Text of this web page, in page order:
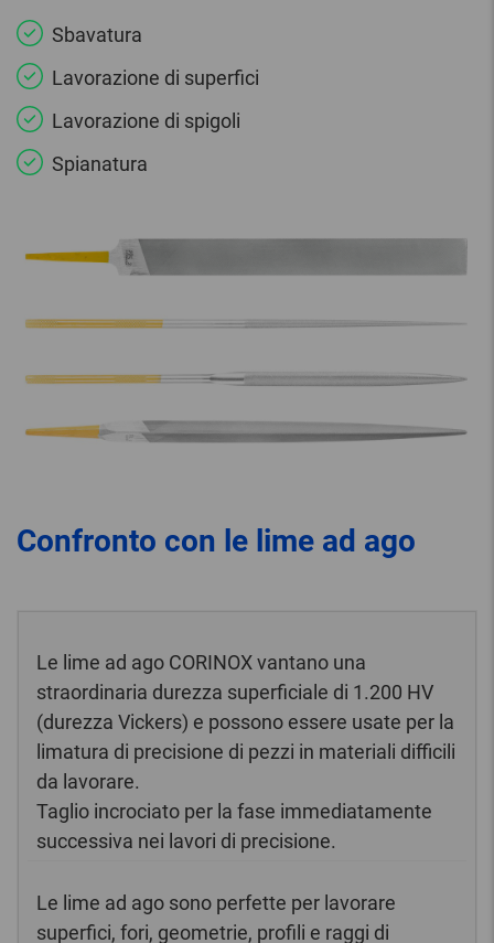
Sbavatura
Lavorazione di superfici
Lavorazione di spigoli
Spianatura
Confronto con le lime ad ago
Le lime ad ago CORINOX vantano una
straordinaria durezza superficiale di 1.200 HV
(durezza Vickers) e possono essere usate per la
limatura di precisione di pezzi in materiali difficili
da lavorare.
Taglio incrociato per la fase immediatamente
successiva nei lavori di precisione.
Le lime ad ago sono perfette per lavorare
superfici, fori, geometrie, profili e raggi di